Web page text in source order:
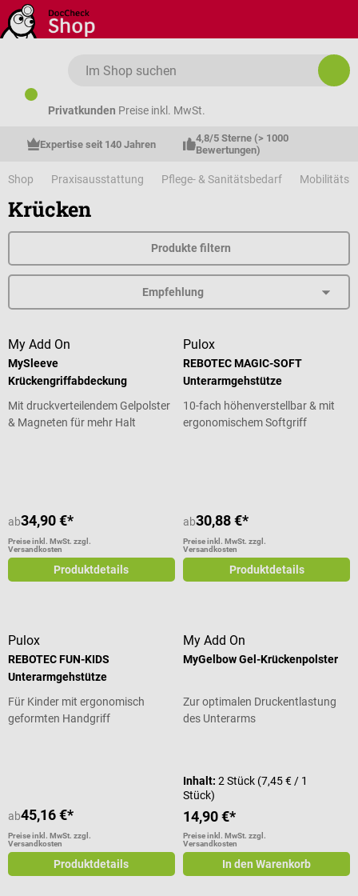
Zum Hauptinhalt springen
Privatkunden Preise inkl. MwSt.
Expertise seit 140 Jahren
4,8/5 Sterne (> 1000
Bewertungen)
Shop Praxisausstattung Pflege- & Sanitätsbedarf
Krücken
Produkte filtern
My Add On
MySleeve
Krückengriffabdeckung
Mit druckverteilendem Gelpolster
& Magneten für mehr Halt
ab34,90 €*
Preise inkl. MwSt. zzgl.
Versandkosten
Produktdetails
Pulox
REBOTEC MAGIC-SOFT
Unterarmgehstütze
10-fach höhenverstellbar & mit
ergonomischem Softgriff
ab30,88 €*
Preise inkl. MwSt. zzgl.
Versandkosten
Produktdetails
Pulox
REBOTEC FUN-KIDS
Unterarmgehstütze
Für Kinder mit ergonomisch
geformten Handgriff
ab45,16 €*
Preise inkl. MwSt. zzgl.
Versandkosten
Produktdetails
My Add On
MyGelbow Gel-Krückenpolster
Zur optimalen Druckentlastung
des Unterarms
Inhalt:2 Stück (7,45 € / 1
Stück)
14,90 €*
Preise inkl. MwSt. zzgl.
Versandkosten
In den Warenkorb